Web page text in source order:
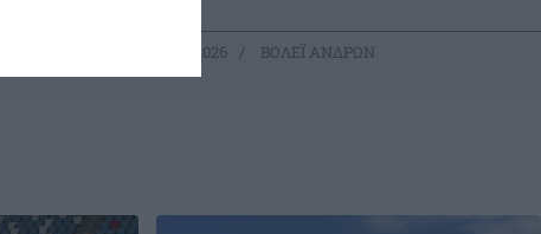
15.07.2026 ΒΟΛΕΪ ΑΝΔΡΩΝ